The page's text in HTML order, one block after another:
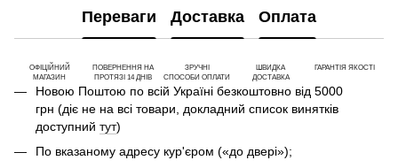
Переваги Доставка Оплата
ОФІЦІЙНИЙ
МАГАЗИН
ПОВЕРНЕННЯ НА
ПРОТЯЗІ 14 ДНІВ
ЗРУЧНІ
СПОСОБИ ОПЛАТИ
ШВИДКА
ДОСТАВКА
ГАРАНТІЯ ЯКОСТІ
Новою Поштою по всій Україні безкоштовно від 5000
грн (діє не на всі товари, докладний список винятків
доступний тут)
По вказаному адресу кур'єром («до двері»);